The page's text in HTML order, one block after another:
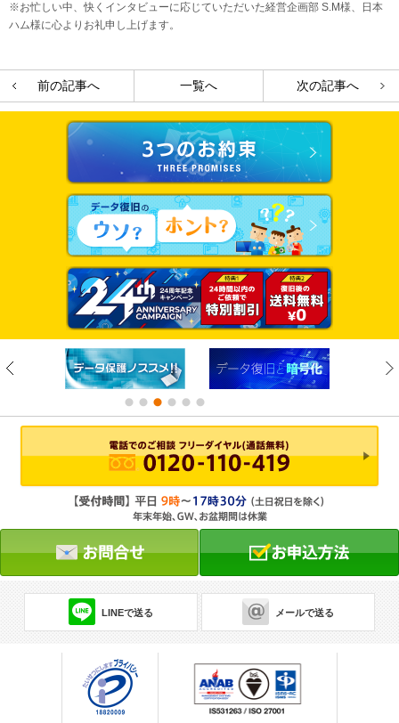
※お忙しい中、快くインタビューに応じていただいた経営企画部 S.M様、日本
ハム様に心よりお礼申し上げます。
前の記事へ 一覧へ 次の記事へ
LINEで送る メールで送る